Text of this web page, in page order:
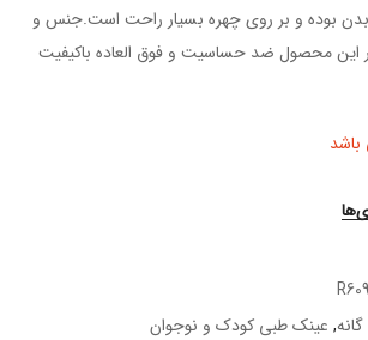
بدن بوده و بر روی چهره بسیار راحت است.جنس و
این محصول ضد حساسیت و فوق العاده باکیفیت
باشد
, عینک طبی کودک و نوجوان